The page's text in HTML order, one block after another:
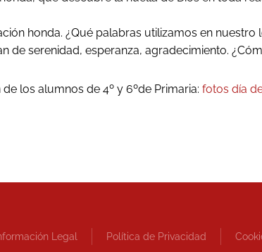
honda. ¿Qué palabras utilizamos en
de serenidad, esperanza, agradecimiento.
los alumnos de 4º y 6ºde Primaria: fotos día
Legal Política de Privacidad